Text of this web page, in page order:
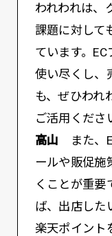
われわれは、
課題に対して
ています。
使い尽くし、
も、ぜひわれ
ご活用くださ
高山 また、
ールや販促施
くことが重要
ば、出店した
楽天ポイント